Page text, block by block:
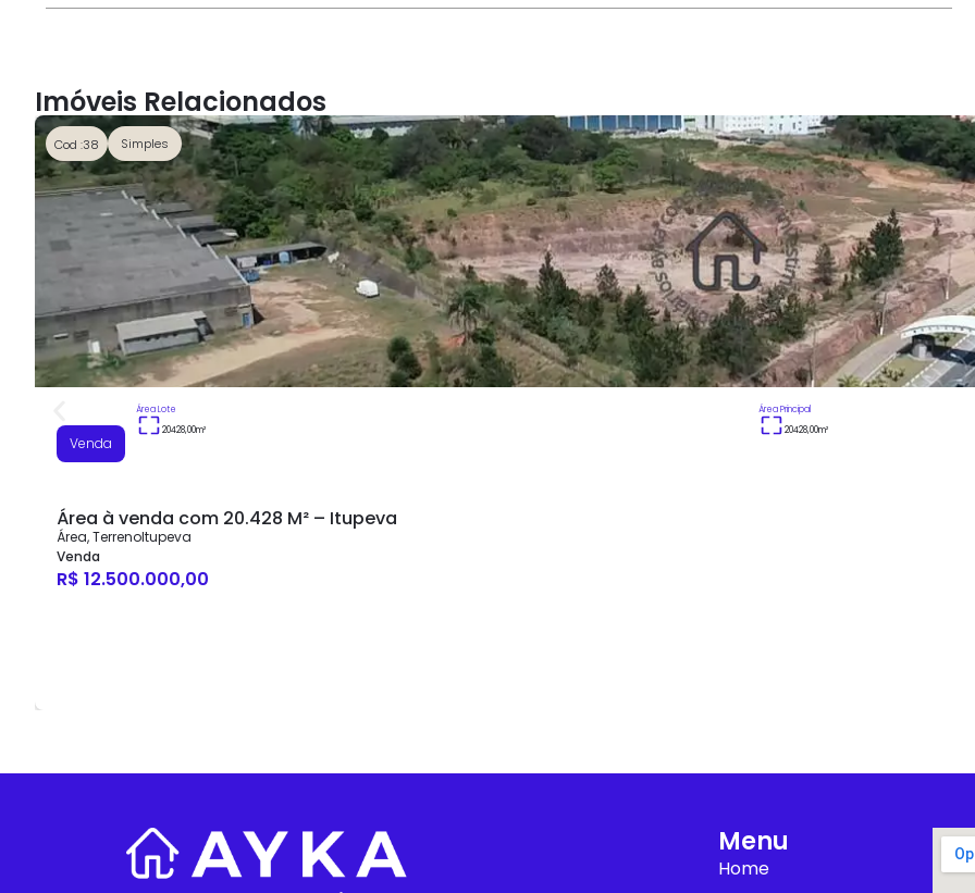
Imóveis Relacionados
Cod :38 Simples
Venda
Área Lote
20428,00m²
Área Principal
20428,00m²
Área à venda com 20.428 M² – Itupeva
Área,TerrenoItupeva
Venda
R$ 12.500.000,00
Menu
Home